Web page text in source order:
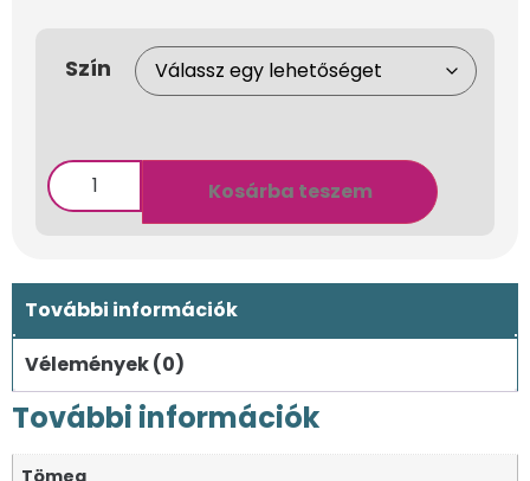
Szín
Kosárba teszem
További információk
Vélemények (0)
További információk
Tömeg